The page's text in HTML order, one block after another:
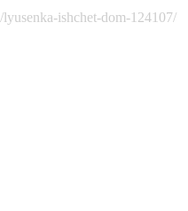
ishchet-dom-124107/